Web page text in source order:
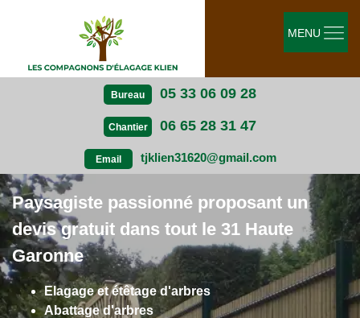
Bureau 05 33 06 09 28
Chantier 06 65 28 31 47
Email tjklien31620@gmail.com
MENU
Paysagiste passionné proposant un
devis gratuit dans tout le 31 Haute
Garonne
Elagage et étêtage d'arbres
Abattage d'arbres